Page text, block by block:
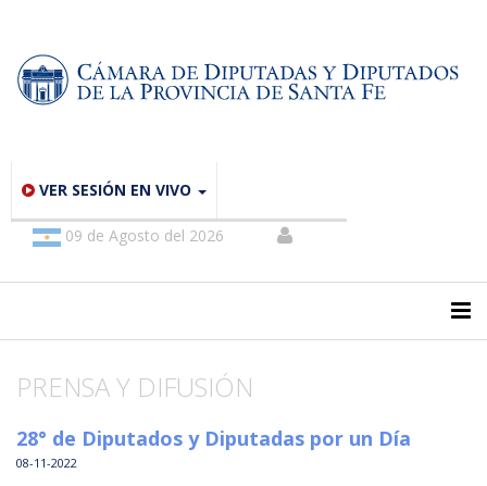
VER SESIÓN EN VIVO
09 de Agosto del 2026
PRENSA Y DIFUSIÓN
28° de Diputados y Diputadas por un Día
08-11-2022